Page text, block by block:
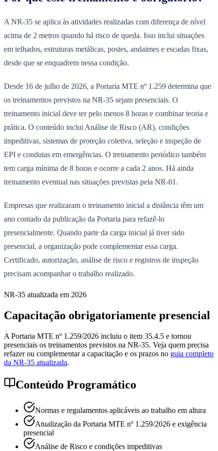
A NR-35 se aplica às atividades realizadas com diferença de nível
acima de 2 metros quando há risco de queda. Isso inclui situações
em telhados, estruturas metálicas, postes, andaimes e escadas fixas,
desde que se enquadrem nessa condição.
Desde 16 de julho de 2026, a Portaria MTE nº 1.259 determina que
os treinamentos previstos na NR-35 sejam presenciais. O
treinamento inicial deve ter pelo menos 8 horas e combinar teoria e
prática. O conteúdo inclui Análise de Risco (AR), condições
impeditivas, sistemas de proteção coletiva, seleção e inspeção de
EPI e condutas em emergências. O treinamento periódico também
tem carga mínima de 8 horas e ocorre a cada 2 anos. Há ainda
treinamento eventual nas situações previstas pela NR-01.
Empresas que realizaram o treinamento inicial a distância têm um
ano contado da publicação da Portaria para refazê-lo
presencialmente. Quando parte da carga inicial já tiver sido
presencial, a organização pode complementar essa carga.
Certificado, autorização, análise de risco e registros de inspeção
precisam acompanhar o trabalho realizado.
NR-35 atualizada em 2026
Capacitação obrigatoriamente presencial
A Portaria MTE nº 1.259/2026 incluiu o item 35.4.5 e tornou
presenciais os treinamentos previstos na NR-35. Veja quem precisa
refazer ou complementar a capacitação e os prazos no guia completo
da NR-35 atualizada.
Conteúdo Programático
Normas e regulamentos aplicáveis ao trabalho em altura
Atualização da Portaria MTE nº 1.259/2026 e exigência
presencial
Análise de Risco e condições impeditivas